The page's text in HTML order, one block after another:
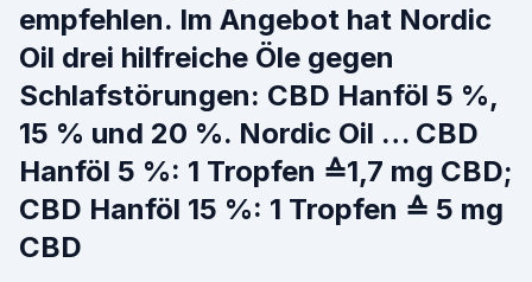
empfehlen. Im Angebot hat Nordic
Oil drei hilfreiche Öle gegen
Schlafstörungen: CBD Hanföl 5 %,
15 % und 20 %. Nordic Oil … CBD
Hanföl 5 %: 1 Tropfen ≙1,7 mg CBD;
CBD Hanföl 15 %: 1 Tropfen ≙ 5 mg
CBD